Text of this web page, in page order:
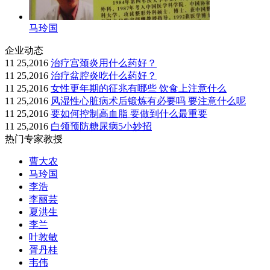
马玲国
企业动态
11 25,2016 治疗宫颈炎用什么药好？
11 25,2016 治疗盆腔炎吃什么药好？
11 25,2016 女性更年期的征兆有哪些 饮食上注意什么
11 25,2016 风湿性心脏病术后锻炼有必要吗 要注意什么呢
11 25,2016 要如何控制高血脂 要做到什么最重要
11 25,2016 白领预防糖尿病5小妙招
热门专家教授
曹大农
马玲国
李浩
李丽芸
夏洪生
李兰
叶敦敏
胥丹桂
韦伟